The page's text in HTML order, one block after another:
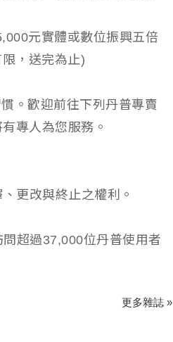
元實體或數位振興五倍
，送完為止)
。歡迎前往下列丹普專賣
專人為您服務。
更改與終止之權利。
超過37,000位丹普使用者
更多雜誌 »